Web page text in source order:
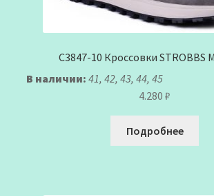
C3847-10 Кроссовки STROBBS
В наличии: 41, 42, 43, 44, 45
4.280 ₽
Подробнее